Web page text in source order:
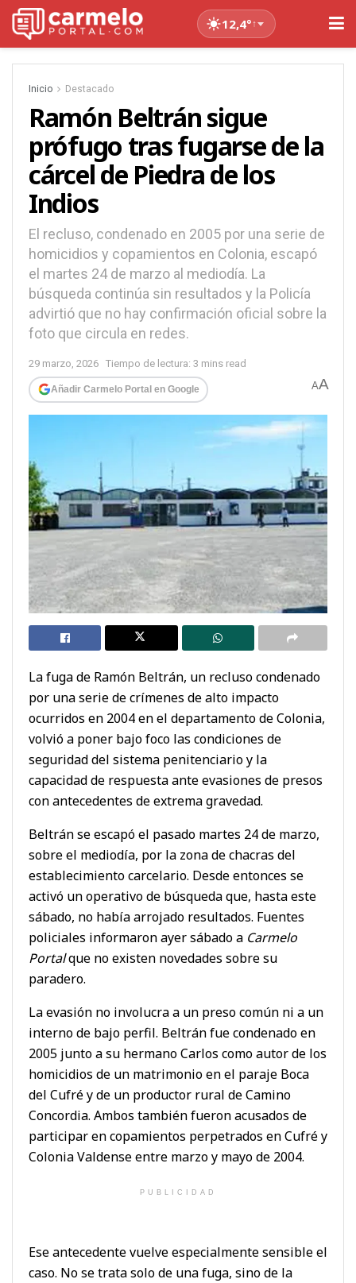
12,4°↑
Inicio Destacado
Ramón Beltrán sigue
prófugo tras fugarse de la
cárcel de Piedra de los
Indios
El recluso, condenado en 2005 por una serie de
homicidios y copamientos en Colonia, escapó
el martes 24 de marzo al mediodía. La
búsqueda continúa sin resultados y la Policía
advirtió que no hay confirmación oficial sobre la
foto que circula en redes.
29 marzo, 2026 Tiempo de lectura: 3 mins read
Añadir Carmelo Portal en Google AA
La fuga de Ramón Beltrán, un recluso condenado
por una serie de crímenes de alto impacto
ocurridos en 2004 en el departamento de Colonia,
volvió a poner bajo foco las condiciones de
seguridad del sistema penitenciario y la
capacidad de respuesta ante evasiones de presos
con antecedentes de extrema gravedad.
Beltrán se escapó el pasado martes 24 de marzo,
sobre el mediodía, por la zona de chacras del
establecimiento carcelario. Desde entonces se
activó un operativo de búsqueda que, hasta este
sábado, no había arrojado resultados. Fuentes
policiales informaron ayer sábado a Carmelo
Portalque no existen novedades sobre su
paradero.
La evasión no involucra a un preso común ni a un
interno de bajo perfil. Beltrán fue condenado en
2005 junto a su hermano Carlos como autor de los
homicidios de un matrimonio en el paraje Boca
del Cufré y de un productor rural de Camino
Concordia. Ambos también fueron acusados de
participar en copamientos perpetrados en Cufré y
Colonia Valdense entre marzo y mayo de 2004.
PUBLICIDAD
Ese antecedente vuelve especialmente sensible el
caso. No se trata solo de una fuga, sino de la